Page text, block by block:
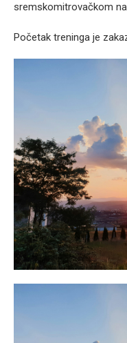
sremskomitrovačkom
Početak treninga je